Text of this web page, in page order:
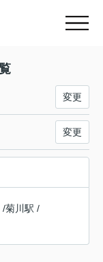
変更
変更
/菊川駅 /